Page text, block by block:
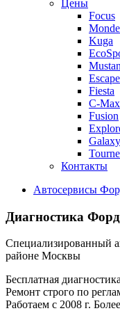
Цены
Focus
Kuga
Escape
Fiesta
C-Max
Fusion
Galaxy
Контакты
Автосервисы
Диагностика
Специализированный
районе Москвы
Бесплатная
Ремонт строго по
Работаем с 2008 г.